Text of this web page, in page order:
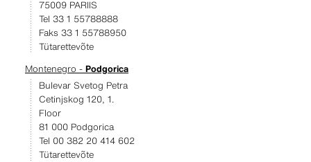
75009 PARIIS
Tel 33 1 55788888
Faks 33 1 55788950
Tütarettevõte
Montenegro - Podgorica
Bulevar Svetog Petra
Cetinjskog 120, 1.
Floor
81 000 Podgorica
Tel 00 382 20 414 602
Tütarettevõte